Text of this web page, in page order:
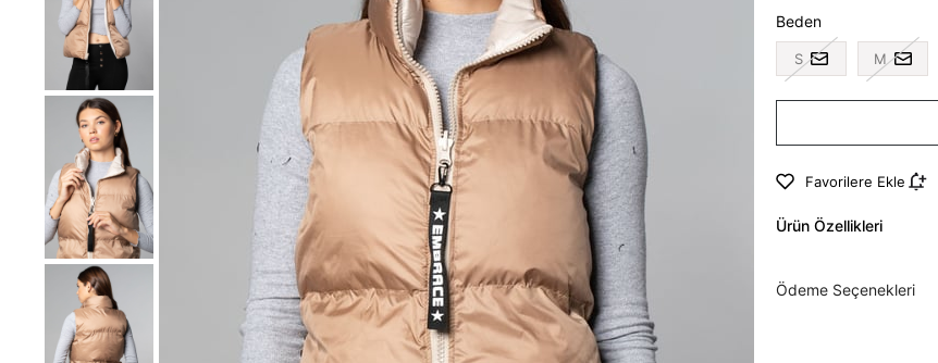
Beden
S M
Favorilere Ekle
Ürün Özellikleri
Ödeme Seçenekleri